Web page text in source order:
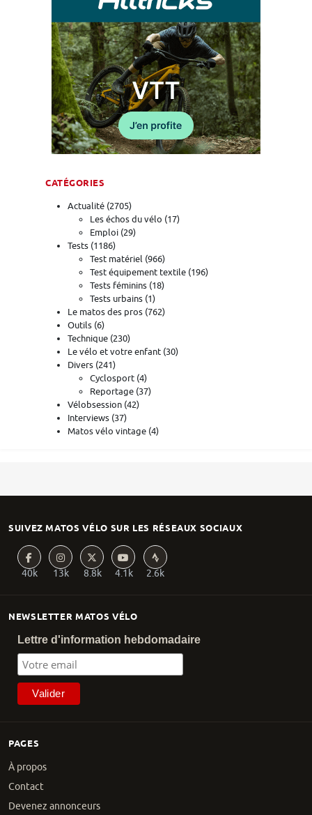
CATÉGORIES
Actualité (2705)
Les échos du vélo (17)
Emploi (29)
Tests (1186)
Test matériel (966)
Test équipement textile (196)
Tests féminins (18)
Tests urbains (1)
Le matos des pros (762)
Outils (6)
Technique (230)
Le vélo et votre enfant (30)
Divers (241)
Cyclosport (4)
Reportage (37)
Vélobsession (42)
Interviews (37)
Matos vélo vintage (4)
PAGES
À propos
Contact
Devenez annonceurs
NEWSLETTER MATOS VÉLO
Lettre d'information hebdomadaire
SUIVEZ MATOS VÉLO SUR LES RÉSEAUX SOCIAUX
40k 13k 8.8k 4.1k 2.6k